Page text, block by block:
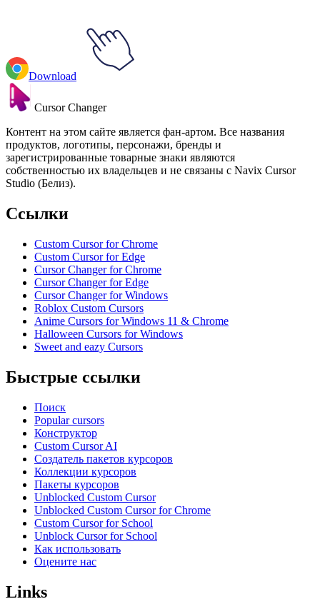
Download
Cursor Changer
Контент на этом сайте является фан-артом. Все названия
продуктов, логотипы, персонажи, бренды и
зарегистрированные товарные знаки являются
собственностью их владельцев и не связаны с Navix Cursor
Studio (Белиз).
Ссылки
Custom Cursor for Chrome
Custom Cursor for Edge
Cursor Changer for Chrome
Cursor Changer for Edge
Cursor Changer for Windows
Roblox Custom Cursors
Anime Cursors for Windows 11 & Chrome
Halloween Cursors for Windows
Sweet and eazy Cursors
Быстрые ссылки
Поиск
Popular cursors
Конструктор
Custom Cursor AI
Создатель пакетов курсоров
Коллекции курсоров
Пакеты курсоров
Unblocked Custom Cursor
Unblocked Custom Cursor for Chrome
Custom Cursor for School
Unblock Cursor for School
Как использовать
Оцените нас
Links